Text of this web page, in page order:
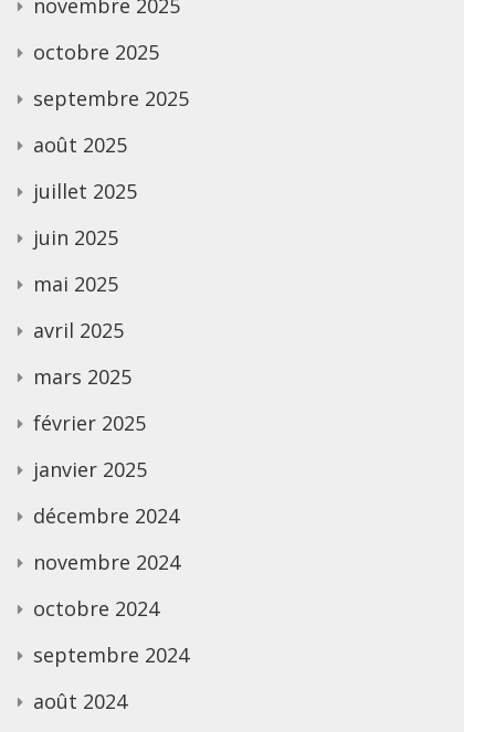
octobre 2025
septembre 2025
août 2025
juillet 2025
juin 2025
mai 2025
avril 2025
mars 2025
février 2025
janvier 2025
décembre 2024
novembre 2024
octobre 2024
septembre 2024
août 2024